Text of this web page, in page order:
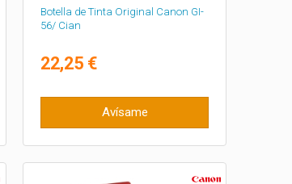
Botella de Tinta Original Canon GI-
56/ Cian
22,25 €
Avísame